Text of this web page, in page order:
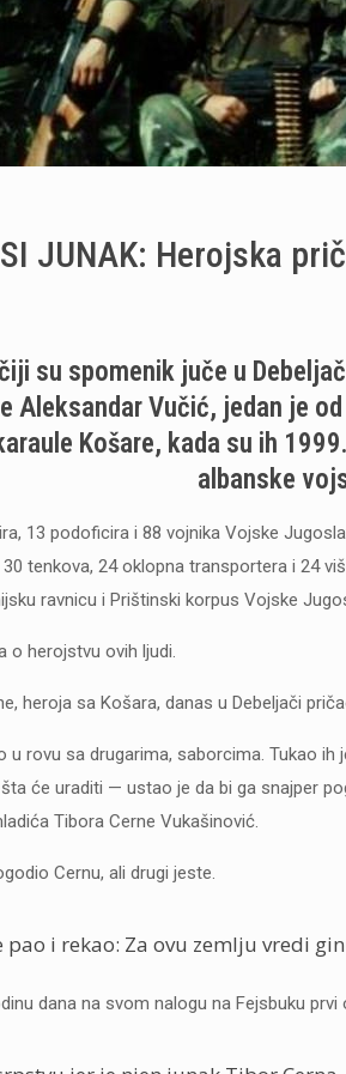
JUNAK: Herojska
su spomenik juče u
Aleksandar Vučić, jedan je
Košare, kada su ih
albanske
13 podoficira i 88 vojnika Vojske
30 tenkova, 24 oklopna transportera i 24
ravnicu i Prištinski korpus Vojske
o herojstvu ovih ljudi.
heroja sa Košara, danas u Debeljači
u rovu sa drugarima, saborcima. Tukao
će uraditi — ustao je da bi ga snajper
Tibora Cerne Vukašinović.
Cernu, ali drugi jeste.
pao i rekao: Za ovu zemlju vredi
dana na svom nalogu na Fejsbuku